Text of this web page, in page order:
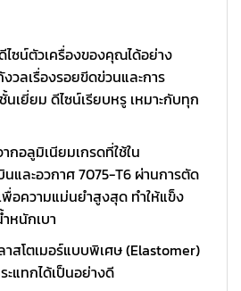
ไซน์ตัวเครื่องของคุณได้อย่าง
วลเรื่องรอยขีดข่วนและการ
เยี่ยม ดีไซน์เรียบหรู เหมาะกับทุก
อลูมิเนียมเกรดที่ใช้ใน
และอวกาศ 7075-T6 ผ่านการตัด
พื่อความแม่นยำสูงสุด ทำให้แข็ง
หนักเบา
สโตเมอร์แบบพิเศษ (Elastomer)
แทกได้เป็นอย่างดี